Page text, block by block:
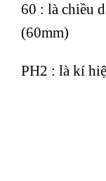
60 : là chiều
(60mm)
PH2 : là kí